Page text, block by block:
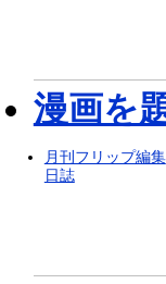
漫画を
月刊フリップ編集
日誌